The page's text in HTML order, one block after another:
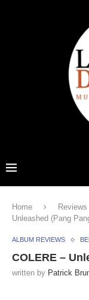
Home Reviews
Unleashed (Pang
ALBUM REVIEWS
COLERE –
written by Patrick